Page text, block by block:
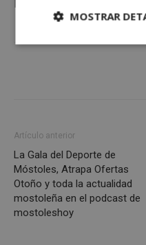
La
Artículo anterior
La Gala del Deporte de
Móstoles, Atrapa Ofertas
Otoño y toda la actualidad
mostoleña en el podcast de
mostoleshoy
MOSTRAR
Cookies
preferencias
Cookies